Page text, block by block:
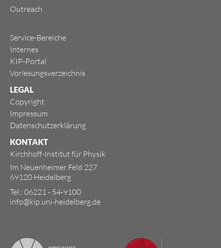
Outreach
Service-Bereiche
Internes
KIP-Portal
Vorlesungsverzeichnis
LEGAL
Copyright
Impressum
Datenschutzerklärung
KONTAKT
Kirchhoff-Institut für Physik
Im Neuenheimer Feld 227
69120 Heidelberg
Tel.: 06221 - 54-9100
info@kip.uni-heidelberg.de